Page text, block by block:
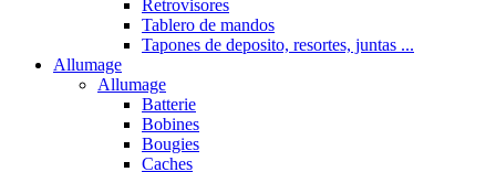
Retrovisores
Tablero de mandos
Tapones de deposito, resortes, juntas ...
Allumage
Allumage
Batterie
Bobines
Bougies
Caches